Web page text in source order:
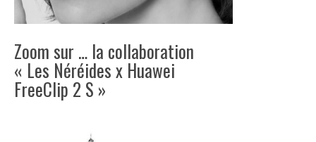
Zoom sur … la collaboration
« Les Néréides x Huawei
FreeClip 2 S »